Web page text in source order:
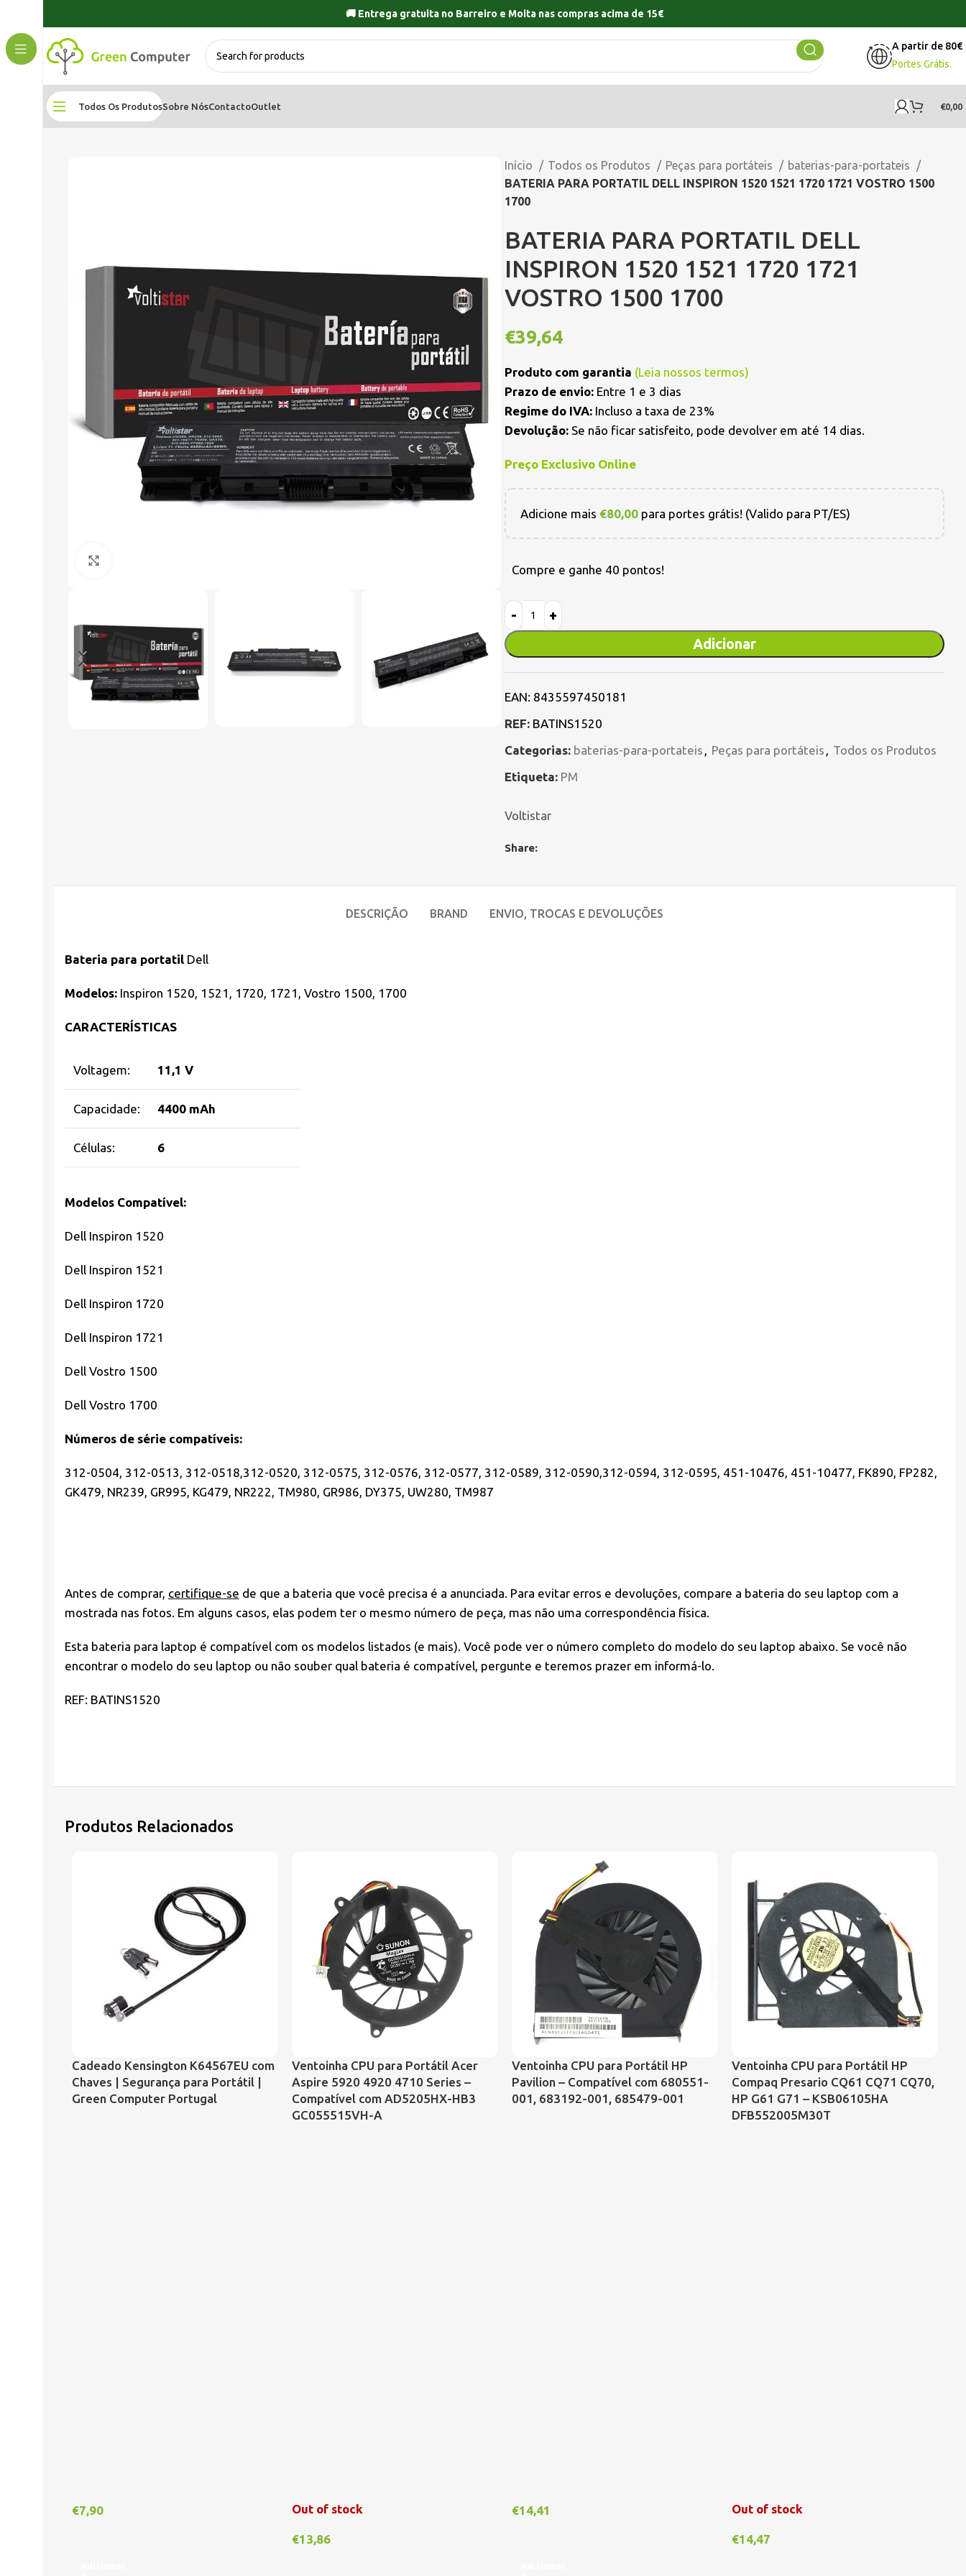
🚚 Entrega gratuita no Barreiro e Moita nas compras acima de 15€
A partir de 80€
Portes Grátis.
Todos Os ProdutosSobre NósContactoOutlet €0,00
Início Todos os Produtos Peças para portáteis
baterias-para-portateis
BATERIA PARA PORTATIL DELL INSPIRON 1520 1521 1720 1721 VOSTRO 1500
1700
BATERIA PARA PORTATIL DELL
INSPIRON 1520 1521 1720 1721
VOSTRO 1500 1700
€39,64
Produto com garantia (Leia nossos termos)
Prazo de envio: Entre 1 e 3 dias
Regime do IVA: Incluso a taxa de 23%
Devolução: Se não ficar satisfeito, pode devolver em até 14 dias.
Preço Exclusivo Online
Adicione mais €80,00 para portes grátis! (Valido para PT/ES)
Compre e ganhe 40 pontos!
Adicionar
EAN: 8435597450181
REF: BATINS1520
Categorias: baterias-para-portateis , Peças para portáteis , Todos os Produtos
Etiqueta: PM
Voltistar
Share:
DESCRIÇÃO BRAND ENVIO, TROCAS E DEVOLUÇÕES
Bateria para portatil Dell
Modelos: Inspiron 1520, 1521, 1720, 1721, Vostro 1500, 1700
CARACTERÍSTICAS
Voltagem: 11,1 V
Capacidade: 4400 mAh
Células: 6
Modelos Compatível:
Dell Inspiron 1520
Dell Inspiron 1521
Dell Inspiron 1720
Dell Inspiron 1721
Dell Vostro 1500
Dell Vostro 1700
Números de série compatíveis:
312-0504, 312-0513, 312-0518,312-0520, 312-0575, 312-0576, 312-0577, 312-0589, 312-0590,312-0594, 312-0595, 451-10476, 451-10477, FK890, FP282,
GK479, NR239, GR995, KG479, NR222, TM980, GR986, DY375, UW280, TM987
Antes de comprar, certifique-se de que a bateria que você precisa é a anunciada. Para evitar erros e devoluções, compare a bateria do seu laptop com a
mostrada nas fotos. Em alguns casos, elas podem ter o mesmo número de peça, mas não uma correspondência física.
Esta bateria para laptop é compatível com os modelos listados (e mais). Você pode ver o número completo do modelo do seu laptop abaixo. Se você não
encontrar o modelo do seu laptop ou não souber qual bateria é compatível, pergunte e teremos prazer em informá-lo.
REF: BATINS1520
Produtos Relacionados
Cadeado Kensington K64567EU com
Chaves | Segurança para Portátil |
Green Computer Portugal
€7,90
Ventoinha CPU para Portátil Acer
Aspire 5920 4920 4710 Series –
Compatível com AD5205HX-HB3
GC055515VH-A
Out of stock
€13,86
Ventoinha CPU para Portátil HP
Pavilion – Compatível com 680551-
001, 683192-001, 685479-001
€14,41
Ventoinha CPU para Portátil HP
Compaq Presario CQ61 CQ71 CQ70,
HP G61 G71 – KSB06105HA
DFB552005M30T
Out of stock
€14,47